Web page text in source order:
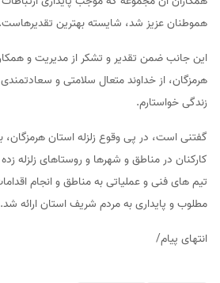
هموطنان عزیز شد، شایسته بهترین تقدیرهاست.
این جانب ضمن تقدیر و تشکر از مدیریت و
هرمزگان، از خداوند متعال سلامتی و
زندگی خواستارم.
گفتنی است، در پی وقوع زلزله استان هرمزگان،
کارکنان در مناطق و شهرها و روستاهای زلزله
تیم های فنی و عملیاتی به مناطق و انجام
مطلوب و پایداری به مردم شریف استان ارائه شد.
انتهای پیام/